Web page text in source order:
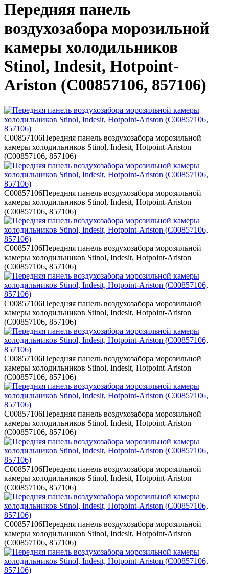
Передняя панель
воздухозабора морозильной
камеры холодильников
Stinol, Indesit, Hotpoint-
Ariston (C00857106, 857106)
C00857106Передняя панель воздухозабора морозильной
камеры холодильников Stinol, Indesit, Hotpoint-Ariston
(C00857106, 857106)
C00857106Передняя панель воздухозабора морозильной
камеры холодильников Stinol, Indesit, Hotpoint-Ariston
(C00857106, 857106)
C00857106Передняя панель воздухозабора морозильной
камеры холодильников Stinol, Indesit, Hotpoint-Ariston
(C00857106, 857106)
C00857106Передняя панель воздухозабора морозильной
камеры холодильников Stinol, Indesit, Hotpoint-Ariston
(C00857106, 857106)
C00857106Передняя панель воздухозабора морозильной
камеры холодильников Stinol, Indesit, Hotpoint-Ariston
(C00857106, 857106)
C00857106Передняя панель воздухозабора морозильной
камеры холодильников Stinol, Indesit, Hotpoint-Ariston
(C00857106, 857106)
C00857106Передняя панель воздухозабора морозильной
камеры холодильников Stinol, Indesit, Hotpoint-Ariston
(C00857106, 857106)
C00857106Передняя панель воздухозабора морозильной
камеры холодильников Stinol, Indesit, Hotpoint-Ariston
(C00857106, 857106)